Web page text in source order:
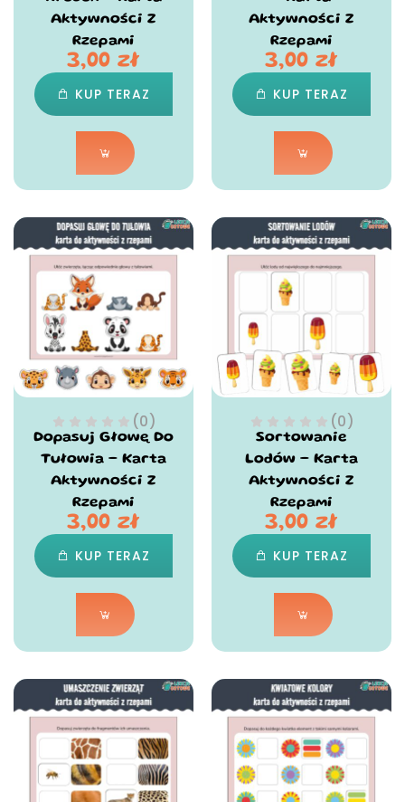
Aktywności Z
Rzepami
3,00zł
KUP TERAZ
Aktywności Z
Rzepami
3,00zł
KUP TERAZ
(0)
Dopasuj Głowę Do
Tułowia – Karta
Aktywności Z
Rzepami
3,00zł
KUP TERAZ
(0)
Sortowanie
Lodów – Karta
Aktywności Z
Rzepami
3,00zł
KUP TERAZ